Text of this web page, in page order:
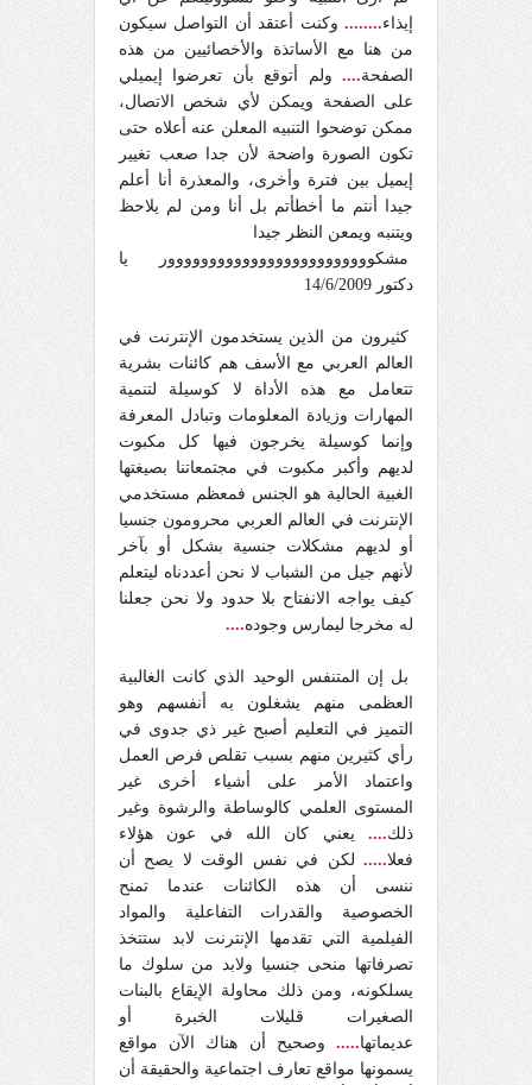
إيذاء........ وكنت أعتقد أن التواصل سيكون
من هنا مع الأساتذة والأخصائيين من هذه
الصفحة.... ولم أتوقع بأن تعرضوا إيميلي
على الصفحة ويمكن لأي شخص الاتصال،
ممكن توضحوا التنبيه المعلن عنه أعلاه حتى
تكون الصورة واضحة لأن جدا صعب تغيير
إيميل بين فترة وأخرى، والمعذرة أنا أعلم
جيدا أنتم ما أخطأتم بل أنا ومن لم يلاحظ
ويتنبه ويمعن النظر جيدا
مشكووووووووووووووووووووووووور يا
دكتور 14/6/2009
كثيرون من الذين يستخدمون الإنترنت في
العالم العربي مع الأسف هم كائنات بشرية
تتعامل مع هذه الأداة لا كوسيلة لتنمية
المهارات وزيادة المعلومات وتبادل المعرفة
وإنما كوسيلة يخرجون فيها كل مكبوت
لديهم وأكبر مكبوت في مجتمعاتنا بصيغتها
الغبية الحالية هو الجنس فمعظم مستخدمي
الإنترنت في العالم العربي محرومون جنسيا
أو لديهم مشكلات جنسية بشكل أو بآخر
لأنهم جيل من الشباب لا نحن أعددناه ليتعلم
كيف يواجه الانفتاح بلا حدود ولا نحن جعلنا
له مخرجا ليمارس وجوده....
بل إن المتنفس الوحيد الذي كانت الغالبية
العظمى منهم يشغلون به أنفسهم وهو
التميز في التعليم أصبح غير ذي جدوى في
رأي كثيرين منهم بسبب تقلص فرص العمل
واعتماد الأمر على أشياء أخرى غير
المستوى العلمي كالوساطة والرشوة وغير
ذلك.... يعني كان الله في عون هؤلاء
فعلا..... لكن في نفس الوقت لا يصح أن
ننسى أن هذه الكائنات عندما تمنح
الخصوصية والقدرات التفاعلية والمواد
الفيلمية التي تقدمها الإنترنت لابد ستتخذ
تصرفاتها منحى جنسيا ولابد من سلوك ما
يسلكونه، ومن ذلك محاولة الإيقاع بالبنات
الصغيرات قليلات الخبرة أو
عديماتها..... وصحيح أن هناك الآن مواقع
يسمونها مواقع تعارف اجتماعية والحقيقة أن